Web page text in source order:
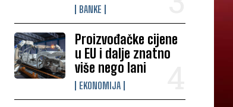
BANKE
Proizvođačke cijene
u EU i dalje znatno
više nego lani
EKONOMIJA